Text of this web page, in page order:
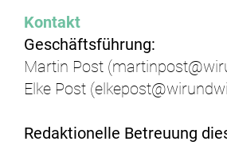
Kontakt
Geschäftsführung:
Martin Post (
Elke Post (
Redaktionelle Betreuung